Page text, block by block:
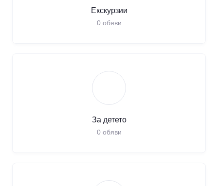
Екскурзии
0 обяви
За детето
0 обяви